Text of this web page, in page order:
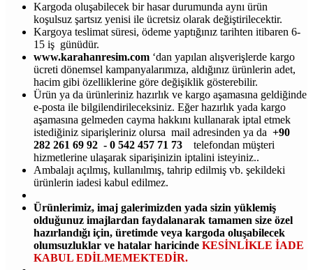
Kargoda oluşabilecek bir hasar durumunda aynı ürün
koşulsuz şartsız yenisi ile ücretsiz olarak değiştirilecektir.
Kargoya teslimat süresi, ödeme yaptığınız tarihten itibaren 6-
15 iş günüdür.
www.karahanresim.com ‘dan yapılan alışverişlerde kargo
ücreti dönemsel kampanyalarımıza, aldığınız ürünlerin adet,
hacim gibi özelliklerine göre değişiklik gösterebilir.
Ürün ya da ürünleriniz hazırlık ve kargo aşamasına geldiğinde
e-posta ile bilgilendirileceksiniz. Eğer hazırlık yada kargo
aşamasına gelmeden cayma hakkını kullanarak iptal etmek
istediğiniz siparişleriniz olursa mail adresinden ya da +90
282 261 69 92 - 0 542 457 71 73
telefondan müşteri
hizmetlerine ulaşarak siparişinizin iptalini isteyiniz..
Ambalajı açılmış, kullanılmış, tahrip edilmiş vb. şekildeki
ürünlerin iadesi kabul edilmez.
Ürünlerimiz, imaj galerimizden yada sizin yüklemiş
olduğunuz imajlardan faydalanarak tamamen size özel
hazırlandığı için, üretimde veya kargoda oluşabilecek
olumsuzluklar ve hatalar haricinde KESİNLİKLE İADE
KABUL EDİLMEMEKTEDİR.